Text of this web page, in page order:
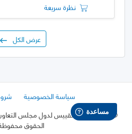
نظرة سريعة
عرض الكل
سياسة الخصوصية
© 2026 هيئة التقييس لدول مجلس التعاون لدول الخليج العربية
الحقوق